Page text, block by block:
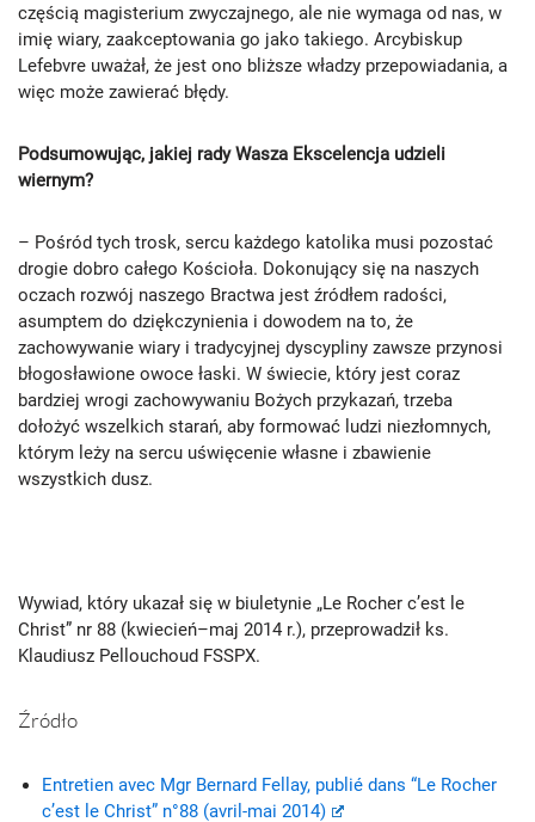
częścią magisterium zwyczajnego, ale nie wymaga od nas, w
imię wiary, zaakceptowania go jako takiego. Arcybiskup
Lefebvre uważał, że jest ono bliższe władzy przepowiadania, a
więc może zawierać błędy.
Podsumowując, jakiej rady Wasza Ekscelencja udzieli
wiernym?
– Pośród tych trosk, sercu każdego katolika musi pozostać
drogie dobro całego Kościoła. Dokonujący się na naszych
oczach rozwój naszego Bractwa jest źródłem radości,
asumptem do dziękczynienia i dowodem na to, że
zachowywanie wiary i tradycyjnej dyscypliny zawsze przynosi
błogosławione owoce łaski. W świecie, który jest coraz
bardziej wrogi zachowywaniu Bożych przykazań, trzeba
dołożyć wszelkich starań, aby formować ludzi niezłomnych,
którym leży na sercu uświęcenie własne i zbawienie
wszystkich dusz.
Wywiad, który ukazał się w biuletynie „Le Rocher c’est le
Christ” nr 88 (kwiecień–maj 2014 r.), przeprowadził ks.
Klaudiusz Pellouchoud FSSPX.
Źródło
Entretien avec Mgr Bernard Fellay, publié dans “Le Rocher
c’est le Christ” n°88 (avril-mai 2014)